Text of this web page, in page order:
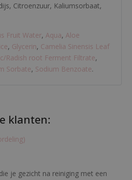
, Citroenzuur, Kaliumsorbaat,
Fruit Water, Aqua, Aloe
, Glycerin, Camelia Sinensis Leaf
Radish root Ferment Filtrate,
Sorbate, Sodium Benzoate.
klanten:
je gezicht na reiniging met een